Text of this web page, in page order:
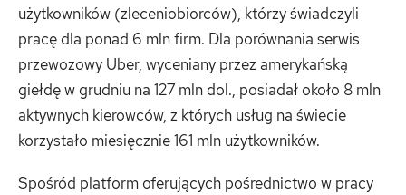
użytkowników (zleceniobiorców), którzy świadczyli
pracę dla ponad 6 mln firm. Dla porównania serwis
przewozowy Uber, wyceniany przez amerykańską
giełdę w grudniu na 127 mln dol., posiadał około 8 mln
aktywnych kierowców, z których usług na świecie
korzystało miesięcznie 161 mln użytkowników.
Spośród platform oferujących pośrednictwo w pracy